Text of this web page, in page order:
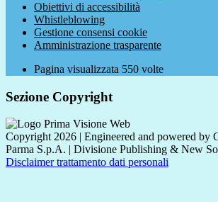
Obiettivi di accessibilità
Whistleblowing
Gestione consensi cookie
Amministrazione trasparente
Pagina visualizzata 550 volte
Sezione Copyright
Copyright 2026 | Engineered and powered by
Parma S.p.A. | Divisione Publishing & New
Disclaimer trattamento dati personali